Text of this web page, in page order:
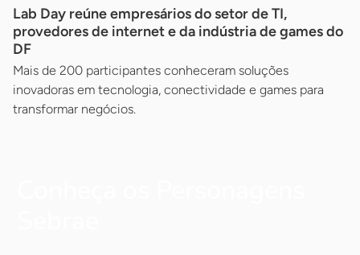
Lab Day reúne empresários do setor de TI,
provedores de internet e da indústria de games do
DF
Mais de 200 participantes conheceram soluções
inovadoras em tecnologia, conectividade e games para
transformar negócios.